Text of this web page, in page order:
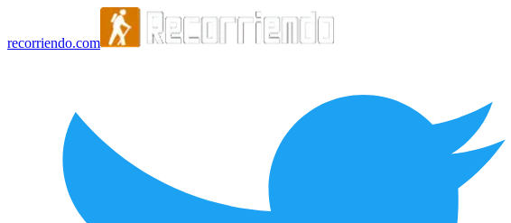
recorriendo.com